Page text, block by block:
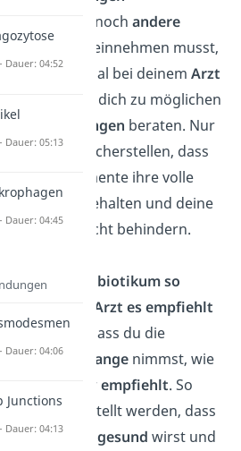
Wenn du auch nochandere
Medikamente
einnehmen musst,
fragnoch einmal bei deinemArzt
nach und lasse dich zu möglichen
beraten. Nur
so kannst du sicherstellen, dass
beide Medikamente ihre volle
behalten und deine
Behandlung nicht behindern.
das Antibiotikum so
lange, wie der Arzt es empfiehlt
darauf, dass du die
so lange nimmst, wie
es dirempfiehlt. So
sichergestellt werden, dass
vollständig gesund wirst und
Dauer: 04:52
Dauer: 05:13
Dauer: 04:45
Dauer: 04:06
Junctions
Dauer: 04:13